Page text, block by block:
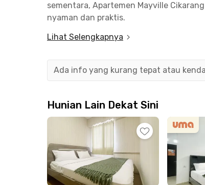
sementara, Apartemen Mayville
nyaman dan praktis.
Apartemen studio di Cikarang ini semi
parkir juga tersedia untuk menunjang
County CBD, maupun kawasan industri
Apartemen Cikarang ini juga ideal untuk
Cikarang. Untuk kebutuhan belanja,
Tertarik tinggal di sini? Yuk, booking
bulanan maupun tahunan Bersama
Lihat Selengkapnya
Ada info yang kurang tepat atau
Hunian Lain Dekat Sini